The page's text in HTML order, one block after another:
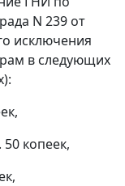
N 239 от
исключения
в следующих
копеек,